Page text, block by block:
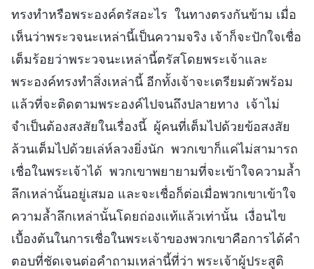
ทรงทำหรือพระองค์ตรัสอะไร ในทางตรงกันข้าม เมื่อ
เห็นว่าพระวจนะเหล่านี้เป็นความจริง เจ้าก็จะปักใจเชื่อ
เต็มร้อยว่าพระวจนะเหล่านี้ตรัสโดยพระเจ้าและ
พระองค์ทรงทำสิ่งเหล่านี้ อีกทั้งเจ้าจะเตรียมตัวพร้อม
แล้วที่จะติดตามพระองค์ไปจนถึงปลายทาง เจ้าไม่
จำเป็นต้องสงสัยในเรื่องนี้ ผู้คนที่เต็มไปด้วยข้อสงสัย
ล้วนเต็มไปด้วยเล่ห์ลวงยิ่งนัก พวกเขาก็แค่ไม่สามารถ
เชื่อในพระเจ้าได้ พวกเขาพยายามที่จะเข้าใจความล้ำ
ลึกเหล่านั้นอยู่เสมอ และจะเชื่อก็ต่อเมื่อพวกเขาเข้าใจ
ความล้ำลึกเหล่านั้นโดยถ่องแท้แล้วเท่านั้น เงื่อนไข
เบื้องต้นในการเชื่อในพระเจ้าของพวกเขาคือการได้คำ
ตอบที่ชัดเจนต่อคำถามเหล่านี้ที่ว่า พระเจ้าผู้ประสูติ